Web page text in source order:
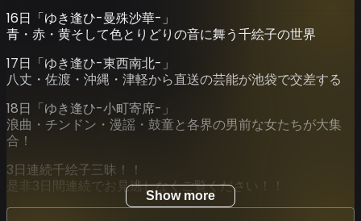
16日「ゆき逢ひ-曼殊沙華-」
青・赤・黄そして色とりどりの音に舞う千絵子の世界
17日「ゆき逢ひ-東西南北-」
八丈・佐渡・沖縄・津軽から直送の芸能が池袋で交差する
18日「ゆき逢ひ-小町寄席-」
浪曲・チンドン・漫謡・鼓童と各界の男前な女たちが大集
合！
3日連続千絵子三昧！！
是非3日間連続でお見逃しなくご覧ください！！
◆ゆき逢ひ 千絵子三種盛りライブ！！
Show more